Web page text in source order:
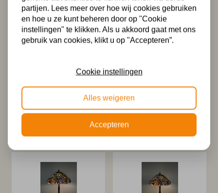
Tiffany tafellamp
Gibraltar 40 P12
Tiffany tafellamp
Gibraltar 40 / P9
499,99
partijen. Lees meer over hoe wij cookies gebruiken
en hoe u ze kunt beheren door op "Cookie
instellingen" te klikken. Als u akkoord gaat met ons
gebruik van cookies, klikt u op "Accepteren”.
Cookie instellingen
Alles weigeren
Accepteren